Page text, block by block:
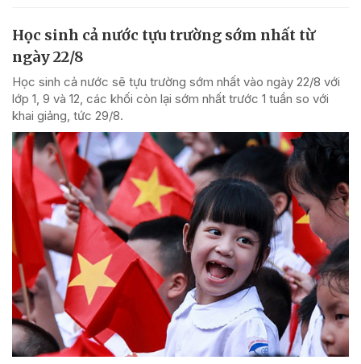
Học sinh cả nước tựu trường sớm nhất từ
ngày 22/8
Học sinh cả nước sẽ tựu trường sớm nhất vào ngày 22/8 với
lớp 1, 9 và 12, các khối còn lại sớm nhất trước 1 tuần so với
khai giảng, tức 29/8.